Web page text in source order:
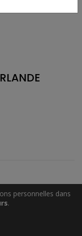
personnelles dans
.